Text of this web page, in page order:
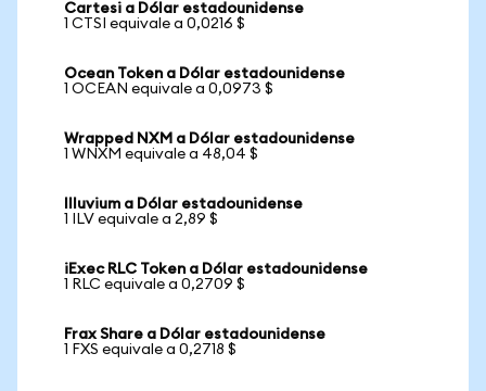
Cartesi a Dólar estadounidense
1 CTSI equivale a 0,0216 $
Ocean Token a Dólar estadounidense
1 OCEAN equivale a 0,0973 $
Wrapped NXM a Dólar estadounidense
1 WNXM equivale a 48,04 $
Illuvium a Dólar estadounidense
1 ILV equivale a 2,89 $
iExec RLC Token a Dólar estadounidense
1 RLC equivale a 0,2709 $
Frax Share a Dólar estadounidense
1 FXS equivale a 0,2718 $